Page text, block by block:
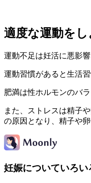
適度な運動をし
運動不足は妊活に悪影
運動習慣があると生活
肥満は性ホルモンのバ
また、ストレスは精子
の原因となり、精子や
妊娠についていろい